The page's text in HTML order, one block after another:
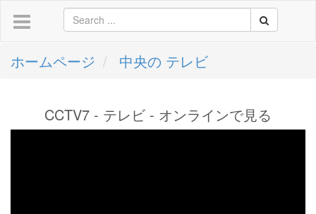
ホームページ 中央の テレビ
CCTV7 - テレビ - オンラインで見る